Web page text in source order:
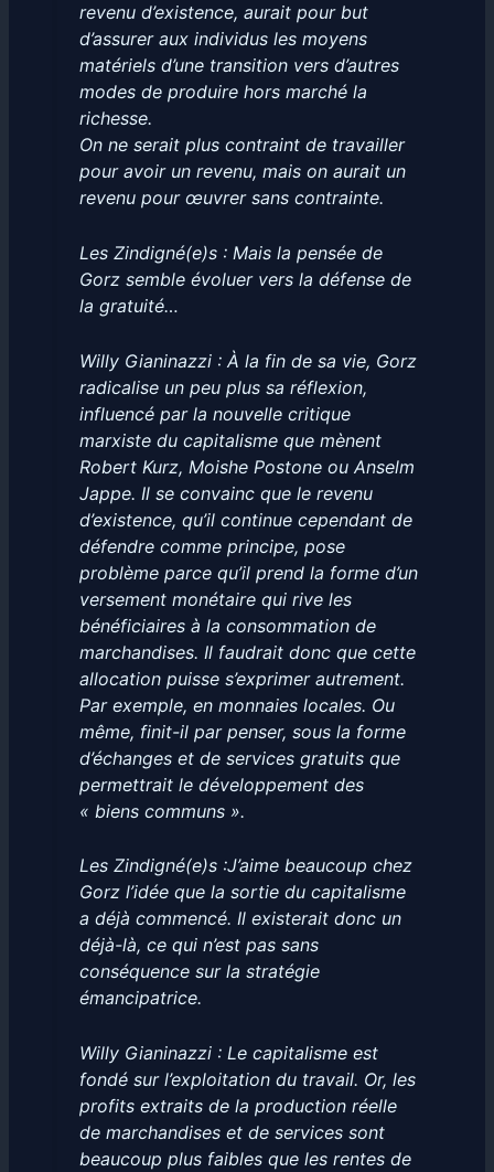
revenu d’existence, aurait pour but
d’assurer aux individus les moyens
matériels d’une transition vers d’autres
modes de produire hors marché la
richesse.
On ne serait plus contraint de travailler
pour avoir un revenu, mais on aurait un
revenu pour œuvrer sans contrainte.
Les Zindigné(e)s : Mais la pensée de
Gorz semble évoluer vers la défense de
la gratuité…
Willy Gianinazzi : À la fin de sa vie, Gorz
radicalise un peu plus sa réflexion,
influencé par la nouvelle critique
marxiste du capitalisme que mènent
Robert Kurz, Moishe Postone ou Anselm
Jappe. Il se convainc que le revenu
d’existence, qu’il continue cependant de
défendre comme principe, pose
problème parce qu’il prend la forme d’un
versement monétaire qui rive les
bénéficiaires à la consommation de
marchandises. Il faudrait donc que cette
allocation puisse s’exprimer autrement.
Par exemple, en monnaies locales. Ou
même, finit-il par penser, sous la forme
d’échanges et de services gratuits que
permettrait le développement des
« biens communs ».
Les Zindigné(e)s :J’aime beaucoup chez
Gorz l’idée que la sortie du capitalisme
a déjà commencé. Il existerait donc un
déjà-là, ce qui n’est pas sans
conséquence sur la stratégie
émancipatrice.
Willy Gianinazzi : Le capitalisme est
fondé sur l’exploitation du travail. Or, les
profits extraits de la production réelle
de marchandises et de services sont
beaucoup plus faibles que les rentes de